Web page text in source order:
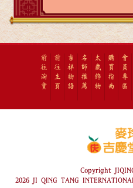
前
往
淘
寶
前
往
主
頁
吉
祥
物
語
名
師
推
薦
太
歲
飾
物
購
買
指
南
會
員
專
區
Copyright
2026 JI QING TANG